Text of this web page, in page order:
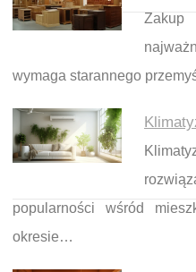
wymaga starannego
popularności wśród
okresie…
Nawigacja wpisu